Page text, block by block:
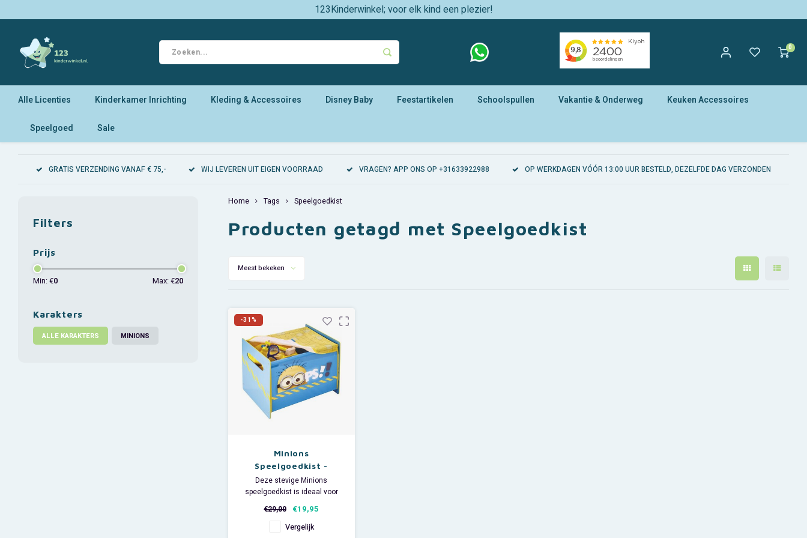
123Kinderwinkel; voor elk kind een plezier!
0
Alle Licenties Kinderkamer Inrichting Kleding & Accessoires Disney Baby Feestartikelen Schoolspullen Vakantie & Onderweg Keuken Accessoires
Speelgoed Sale
GRATIS VERZENDING VANAF € 75,- WIJ LEVEREN UIT EIGEN VOORRAAD VRAGEN? APP ONS OP +31633922988 OP WERKDAGEN VÓÓR 13:00 UUR BESTELD, DEZELFDE DAG VERZONDEN
Filters
Prijs
Min: €0 Max: €20
Karakters
ALLE KARAKTERS MINIONS
Home Tags Speelgoedkist
Producten getagd met Speelgoedkist
Meest bekeken
-31%
Minions
Speelgoedkist -
WorldsApart
Deze stevige Minions
speelgoedkist is ideaal voor
speelgoed. Past uitstekend in
de slaapkamer of speelkamer
€29,00 €19,95
Vergelijk